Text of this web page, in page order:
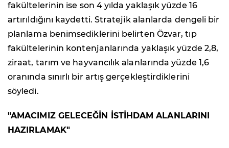
fakültelerinin ise son 4 yılda yaklaşık yüzde 16
artırıldığını kaydetti. Stratejik alanlarda dengeli bir
planlama benimsediklerini belirten Özvar, tıp
fakültelerinin kontenjanlarında yaklaşık yüzde 2,8,
ziraat, tarım ve hayvancılık alanlarında yüzde 1,6
oranında sınırlı bir artış gerçekleştirdiklerini
söyledi.
"AMACIMIZ GELECEĞİN İSTİHDAM ALANLARINI
HAZIRLAMAK"